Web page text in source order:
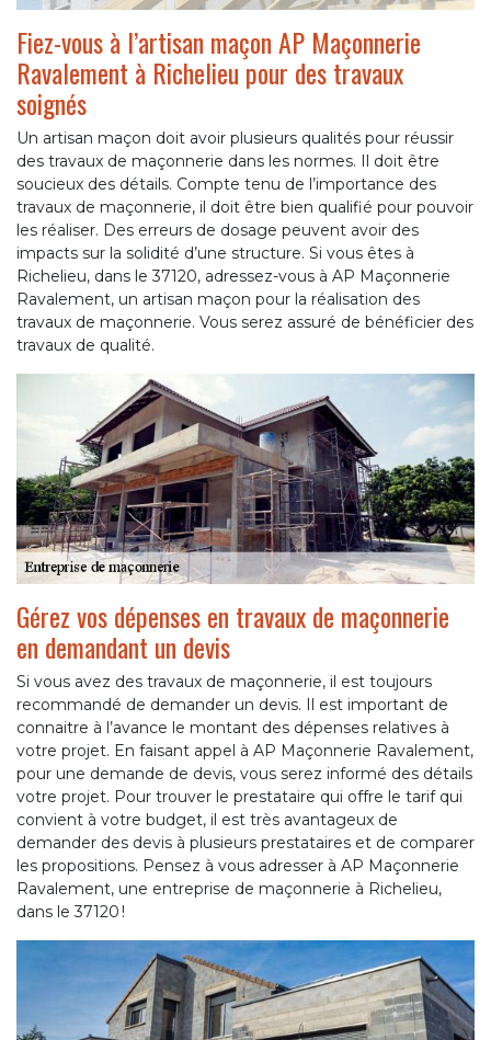
Fiez-vous à l’artisan maçon AP Maçonnerie
Ravalement à Richelieu pour des travaux
soignés
Un artisan maçon doit avoir plusieurs qualités pour réussir
des travaux de maçonnerie dans les normes. Il doit être
soucieux des détails. Compte tenu de l’importance des
travaux de maçonnerie, il doit être bien qualifié pour pouvoir
les réaliser. Des erreurs de dosage peuvent avoir des
impacts sur la solidité d’une structure. Si vous êtes à
Richelieu, dans le 37120, adressez-vous à AP Maçonnerie
Ravalement, un artisan maçon pour la réalisation des
travaux de maçonnerie. Vous serez assuré de bénéficier des
travaux de qualité.
Gérez vos dépenses en travaux de maçonnerie
en demandant un devis
Si vous avez des travaux de maçonnerie, il est toujours
recommandé de demander un devis. Il est important de
connaitre à l’avance le montant des dépenses relatives à
votre projet. En faisant appel à AP Maçonnerie Ravalement,
pour une demande de devis, vous serez informé des détails
votre projet. Pour trouver le prestataire qui offre le tarif qui
convient à votre budget, il est très avantageux de
demander des devis à plusieurs prestataires et de comparer
les propositions. Pensez à vous adresser à AP Maçonnerie
Ravalement, une entreprise de maçonnerie à Richelieu,
dans le 37120 !